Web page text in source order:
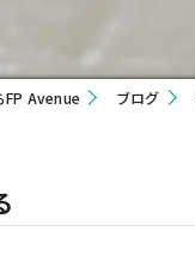
FP Avenue ブログ